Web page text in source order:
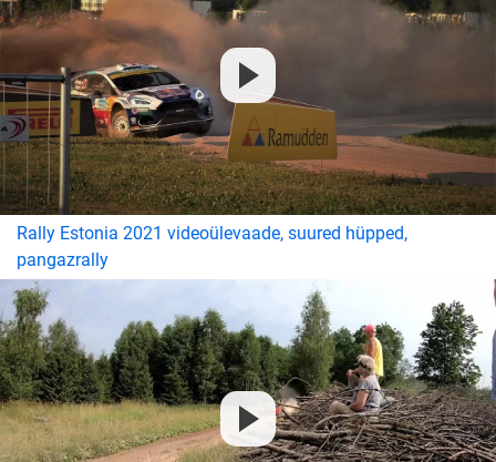
Rally Estonia 2021 videoülevaade, suured hüpped,
pangazrally